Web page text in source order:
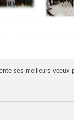
ses meilleurs voeux